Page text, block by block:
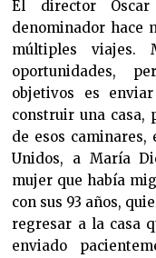
El director
denominador hace
múltiples viajes.
oportunidades,
objetivos es
construir una casa,
de esos caminares,
Unidos, a María
mujer que había
con sus 93 años,
regresar a la casa
enviado